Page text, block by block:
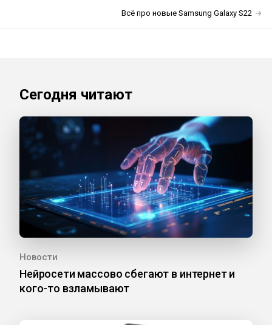
Всё про новые Samsung Galaxy S22
Сегодня читают
Новости
Нейросети массово сбегают в интернет и
кого-то взламывают